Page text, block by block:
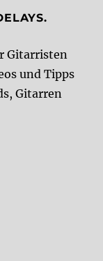
Gitarristen
und Tipps
Gitarren